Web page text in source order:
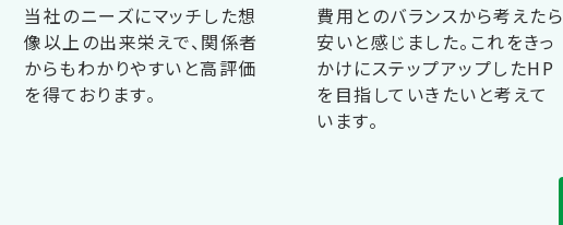
当社のニーズにマッチした想
像以上の出来栄えで、関係者
からもわかりやすいと高評価
を得ております。
費用とのバランスから考えたら
安いと感じました。これをきっ
かけにステップアップしたHP
を目指していきたいと考えて
います。